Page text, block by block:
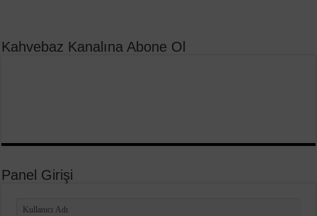
Kahvebaz Kanalına Abone Ol
Panel Girişi